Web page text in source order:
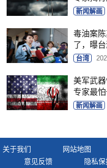
新闻解画
毒油案
了，曝
台湾
美军武
专家最
新闻解画
关于我们 网站地图
意见反馈
隐私保